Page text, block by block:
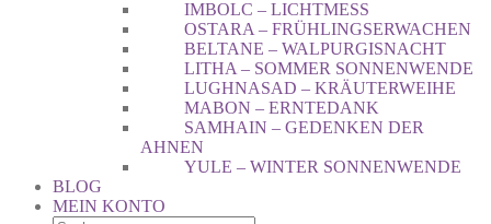
IMBOLC – LICHTMESS
OSTARA – FRÜHLINGSERWACHEN
BELTANE – WALPURGISNACHT
LITHA – SOMMER SONNENWENDE
LUGHNASAD – KRÄUTERWEIHE
MABON – ERNTEDANK
SAMHAIN – GEDENKEN DER
AHNEN
YULE – WINTER SONNENWENDE
BLOG
MEIN KONTO